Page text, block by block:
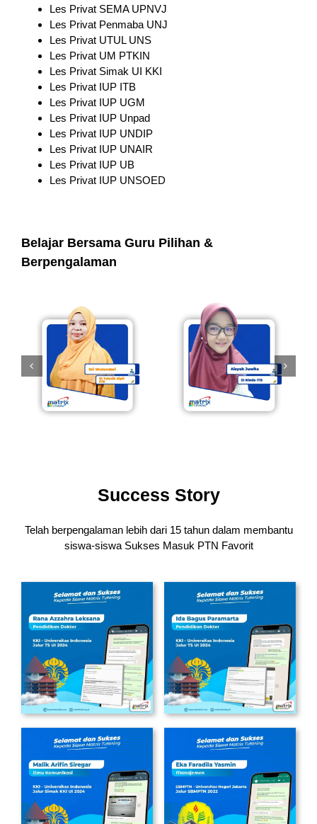
Les Privat SEMA UPNVJ
Les Privat Penmaba UNJ
Les Privat UTUL UNS
Les Privat UM PTKIN
Les Privat Simak UI KKI
Les Privat IUP ITB
Les Privat IUP UGM
Les Privat IUP Unpad
Les Privat IUP UNDIP
Les Privat IUP UNAIR
Les Privat IUP UB
Les Privat IUP UNSOED
Belajar Bersama Guru Pilihan &
Berpengalaman
Success Story
Telah berpengalaman lebih dari 15 tahun dalam membantu
siswa-siswa Sukses Masuk PTN Favorit